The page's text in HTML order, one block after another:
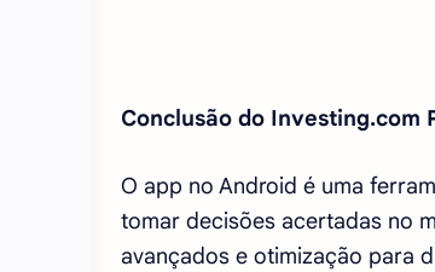
Conclusão do Investing.com
O app no Android é uma
tomar decisões acertadas no
avançados e otimização para